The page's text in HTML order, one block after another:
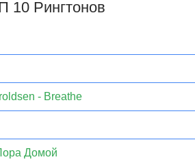
10 Рингтонов
- Breathe
Домой